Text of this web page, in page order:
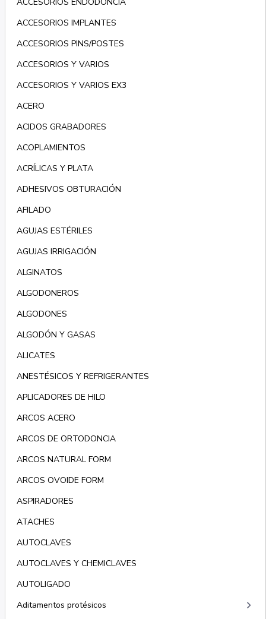
ACCESORIOS IMPLANTES
ACCESORIOS PINS/POSTES
ACCESORIOS Y VARIOS
ACCESORIOS Y VARIOS EX3
ACERO
ACIDOS GRABADORES
ACOPLAMIENTOS
ACRÍLICAS Y PLATA
ADHESIVOS OBTURACIÓN
AFILADO
AGUJAS ESTÉRILES
AGUJAS IRRIGACIÓN
ALGINATOS
ALGODONEROS
ALGODONES
ALGODÓN Y GASAS
ALICATES
ANESTÉSICOS Y REFRIGERANTES
APLICADORES DE HILO
ARCOS ACERO
ARCOS DE ORTODONCIA
ARCOS NATURAL FORM
ARCOS OVOIDE FORM
ASPIRADORES
ATACHES
AUTOCLAVES
AUTOCLAVES Y CHEMICLAVES
AUTOLIGADO
Aditamentos protésicos
keyboard_arrow_right